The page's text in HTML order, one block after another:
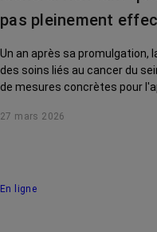
pas pleinement
Un an après sa promulgation,
des soins liés au cancer du
de mesures concrètes pour
les ministres face à leurs
27 mars 2026
En ligne